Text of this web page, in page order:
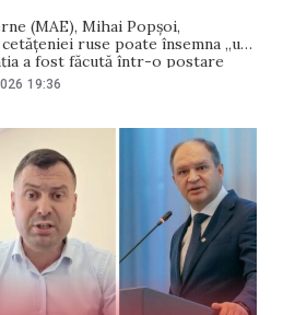
(MAE), Mihai Popșoi,
ruse poate însemna „un
a fost făcută într-o postare
de socializare, la scurt timp
19:36